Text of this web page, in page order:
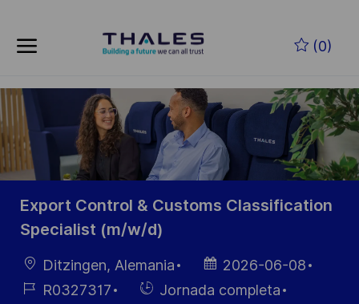
(0)
-
Export Control & Customs Classification
Specialist (m/w/d)
Ubicación
Ditzingen, Alemania
Fecha de
publicación
2026-06-08
ID deR0327317
HiringJornada completa